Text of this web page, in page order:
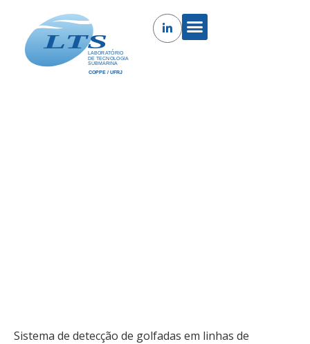
Sistema de detecção de golfadas em linhas de